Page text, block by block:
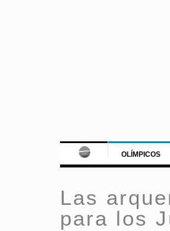
OLÍMPICOS
Las
para los